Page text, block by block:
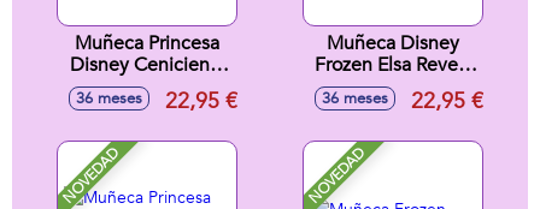
Muñeca Princesa
Disney Cenicienta
Reveal Con
Accesorios
cm
36 meses 22,95 €
Muñeca Disney
Frozen Elsa Reveal
con Accesorio
Sorpresa. 33x18x8
36 meses 22,95 €
NOVEDAD NOVEDAD